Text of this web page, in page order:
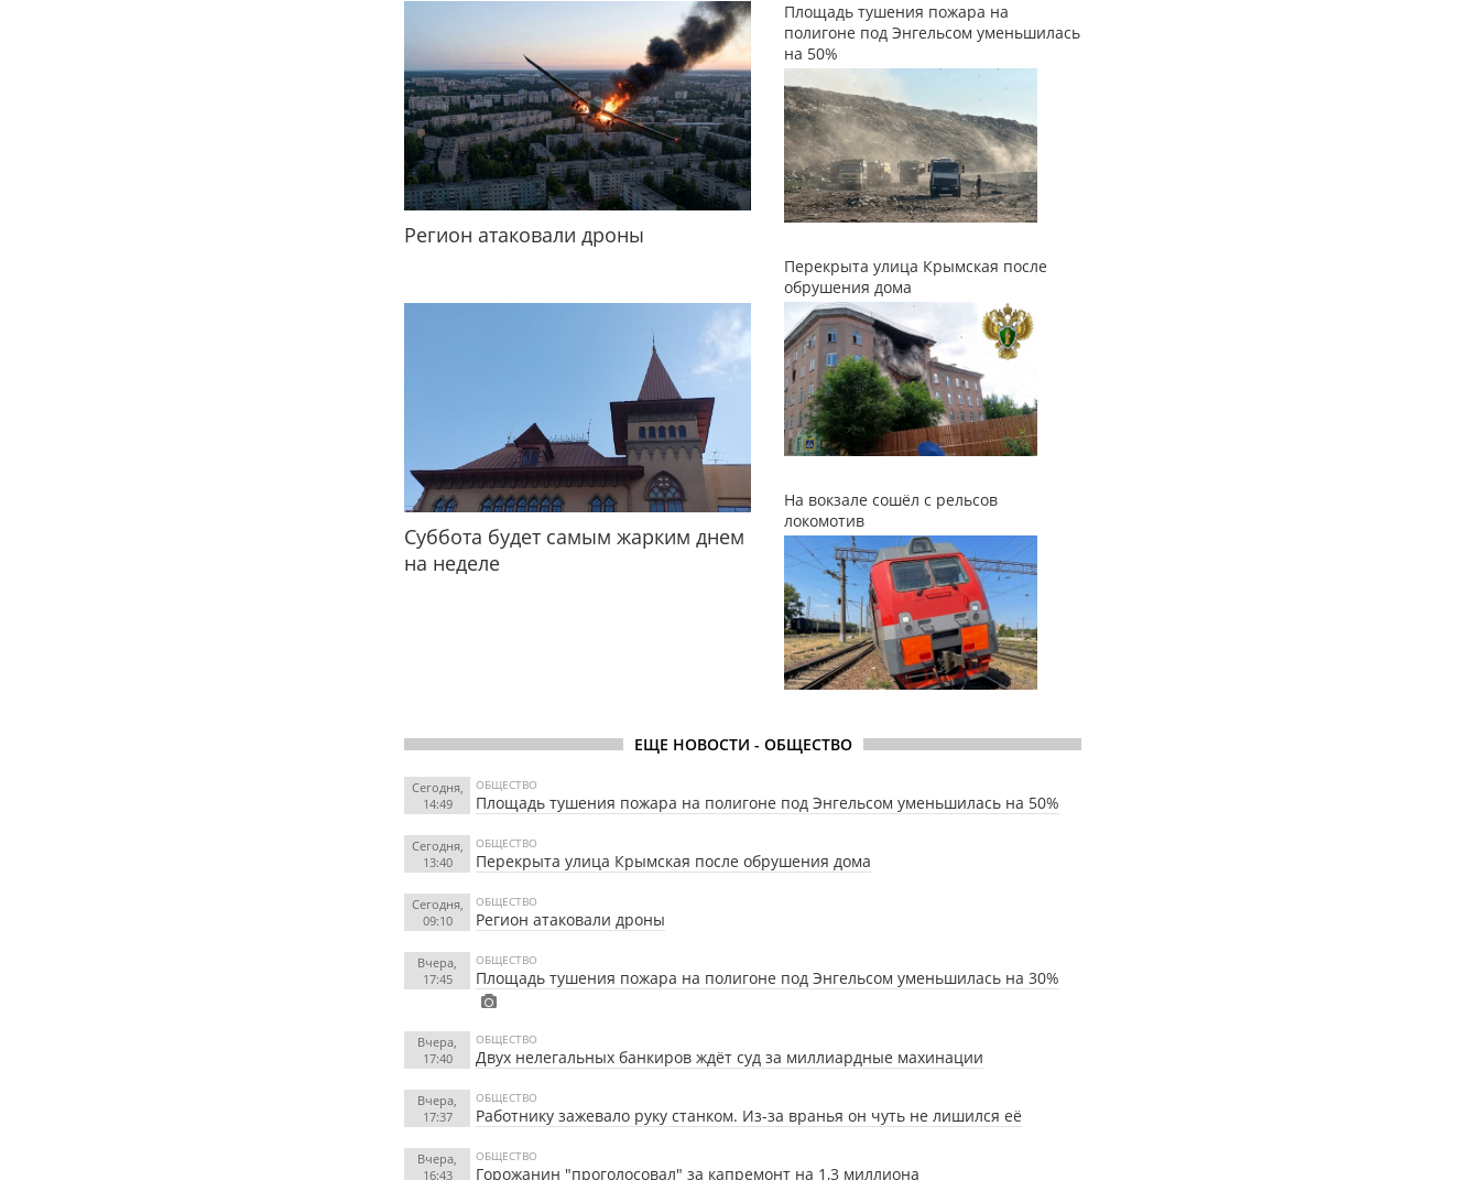
Регион атаковали дроны
Суббота будет самым жарким днем
на неделе
Площадь тушения пожара на
полигоне под Энгельсом уменьшилась
на 50%
Перекрыта улица Крымская после
обрушения дома
На вокзале сошёл с рельсов
локомотив
ЕЩЕ НОВОСТИ - ОБЩЕСТВО
Сегодня,
14:49
ОБЩЕСТВО
Площадь тушения пожара на полигоне под Энгельсом уменьшилась на 50%
Сегодня,
13:40
ОБЩЕСТВО
Перекрыта улица Крымская после обрушения дома
Сегодня,
09:10
ОБЩЕСТВО
Регион атаковали дроны
Вчера,
17:45
ОБЩЕСТВО
Площадь тушения пожара на полигоне под Энгельсом уменьшилась на 30%
Вчера,
17:40
ОБЩЕСТВО
Двух нелегальных банкиров ждёт суд за миллиардные махинации
Вчера,
17:37
ОБЩЕСТВО
Работнику зажевало руку станком. Из-за вранья он чуть не лишился её
Вчера,
16:43
ОБЩЕСТВО
Горожанин "проголосовал" за капремонт на 1,3 миллиона